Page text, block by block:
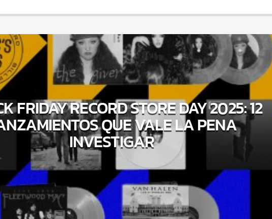
FRIDAY RECORD STORE DAY 2025: 12
QUE VALE LA PENA
INVESTIGAR